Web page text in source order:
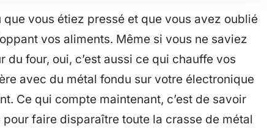
vous étiez pressé et que vous avez oublié
vos aliments. Même si vous ne saviez
du four, oui, c’est aussi ce qui chauffe vos
avec du métal fondu sur votre électronique
Ce qui compte maintenant, c’est de savoir
faire disparaître toute la crasse de métal